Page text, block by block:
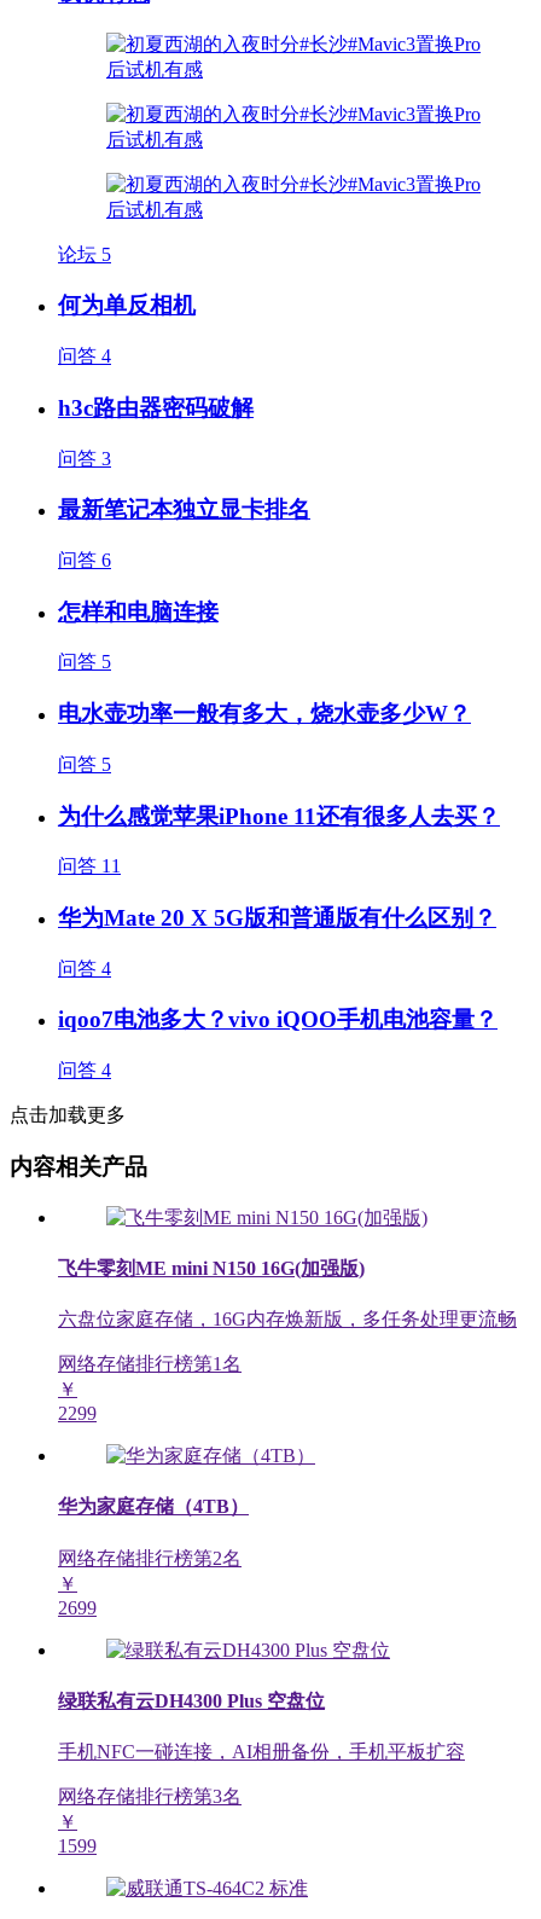
论坛 5
何为单反相机
问答 4
h3c路由器密码破解
问答 3
最新笔记本独立显卡排名
问答 6
怎样和电脑连接
问答 5
电水壶功率一般有多大，烧水壶多少W？
问答 5
为什么感觉苹果iPhone 11还有很多人去买？
问答 11
华为Mate 20 X 5G版和普通版有什么区别？
问答 4
iqoo7电池多大？vivo iQOO手机电池容量？
问答 4
点击加载更多
内容相关产品
飞牛零刻ME mini N150 16G(加强版)
六盘位家庭存储，16G内存焕新版，多任务处理更流畅
网络存储排行榜第1名
￥
2299
华为家庭存储（4TB）
网络存储排行榜第2名
￥
2699
绿联私有云DH4300 Plus 空盘位
手机NFC一碰连接，AI相册备份，手机平板扩容
网络存储排行榜第3名
￥
1599